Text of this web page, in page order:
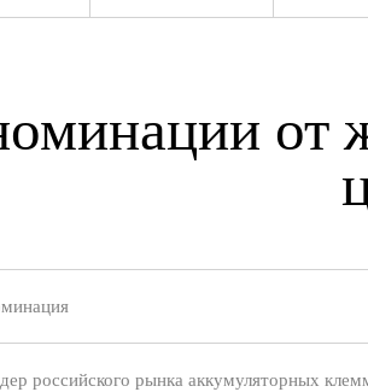
от
российского рынка аккумуляторных